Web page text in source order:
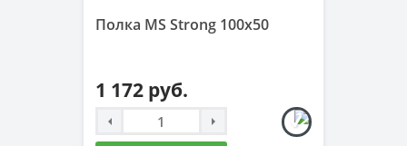
Полка MS Strong 100x50
1 172 руб.